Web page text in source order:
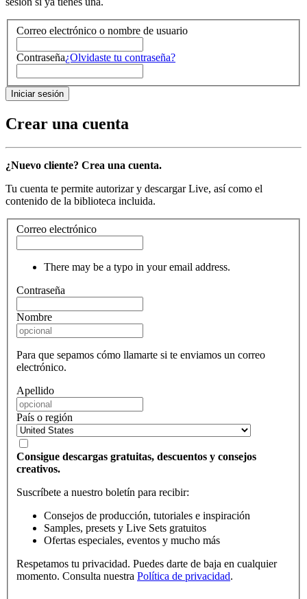
Correo electrónico o nombre de usuario
Contraseña¿Olvidaste tu contraseña?
Crear una cuenta
¿Nuevo cliente? Crea una cuenta.
Tu cuenta te permite autorizar y descargar Live, así como el
contenido de la biblioteca incluida.
Correo electrónico
There may be a typo in your email address.
Contraseña
Nombre
Para que sepamos cómo llamarte si te enviamos un correo
electrónico.
Apellido
País o región
Consigue descargas gratuitas, descuentos y consejos
creativos.
Suscríbete a nuestro boletín para recibir:
Consejos de producción, tutoriales e inspiración
Samples, presets y Live Sets gratuitos
Ofertas especiales, eventos y mucho más
Respetamos tu privacidad. Puedes darte de baja en cualquier
momento. Consulta nuestra Política de privacidad.